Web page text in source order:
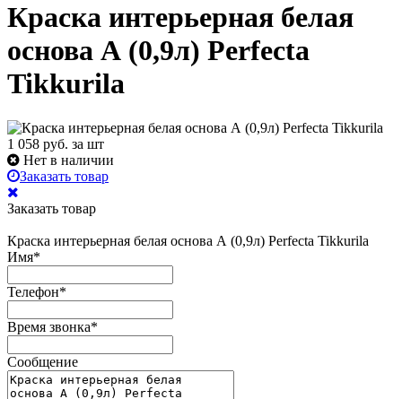
Краска интерьерная белая
основа А (0,9л) Perfecta
Tikkurila
1 058 руб. за шт
Нет в наличии
Заказать товар
Заказать товар
Краска интерьерная белая основа А (0,9л) Perfecta Tikkurila
Имя*
Телефон*
Время звонка*
Сообщение